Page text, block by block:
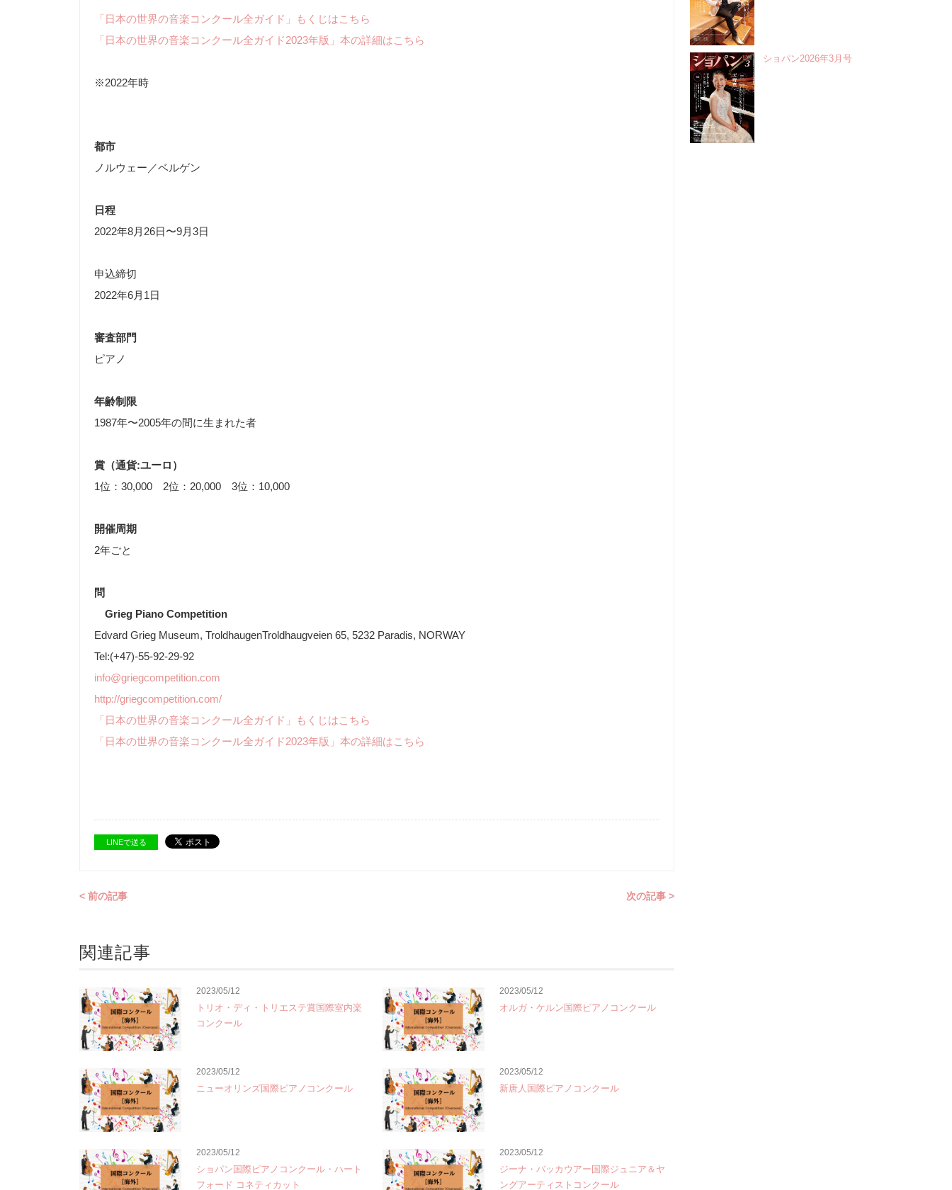
「日本の世界の音楽コンクール全ガイド」もくじはこちら
「日本の世界の音楽コンクール全ガイド2023年版」本の詳細はこちら
※2022年時
都市
ノルウェー／ベルゲン
日程
2022年8月26日〜9月3日
申込締切
2022年6月1日
審査部門
ピアノ
年齢制限
1987年〜2005年の間に生まれた者
賞（通貨:ユーロ ）
1位：30,000 2位：20,000 3位：10,000
開催周期
2年ごと
問
Grieg Piano Competition
Edvard Grieg Museum, TroldhaugenTroldhaugveien 65, 5232 Paradis, NORWAY
Tel:(+47)-55-92-29-92
info@griegcompetition.com
http://griegcompetition.com/
「日本の世界の音楽コンクール全ガイド」もくじはこちら
「日本の世界の音楽コンクール全ガイド2023年版」本の詳細はこちら
LINEで送る
< 前の記事 次の記事 >
関連記事
2023/05/12
トリオ・ディ・トリエステ賞国際室内楽
コンクール
2023/05/12
オルガ・ケルン国際ピアノコンクール
2023/05/12
ニューオリンズ国際ピアノコンクール
2023/05/12
新唐人国際ピアノコンクール
2023/05/12
ショパン国際ピアノコンクール・ハート
フォード コネティカット
2023/05/12
ジーナ・バッカウアー国際ジュニア＆ヤ
ングアーティストコンクール
ショパン2026年3月号